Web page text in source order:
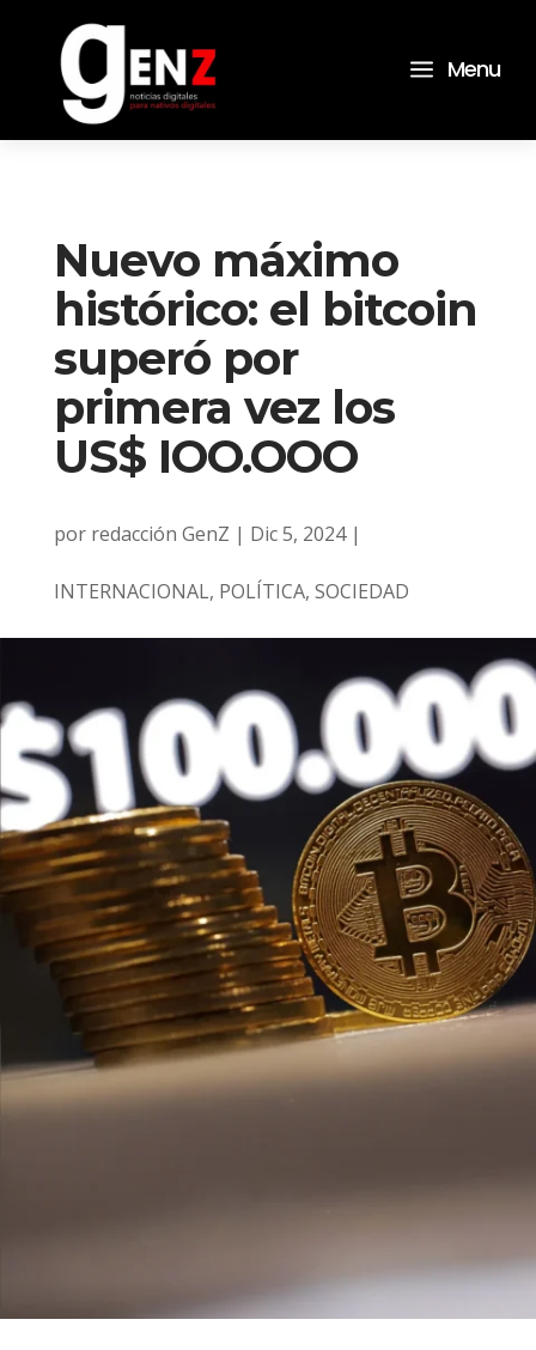
a Menu
Nuevo máximo
histórico: el bitcoin
superó por
primera vez los
US$ IOO.OOO
por redacción GenZ | Dic 5, 2024|
INTERNACIONAL, POLÍTICA, SOCIEDAD